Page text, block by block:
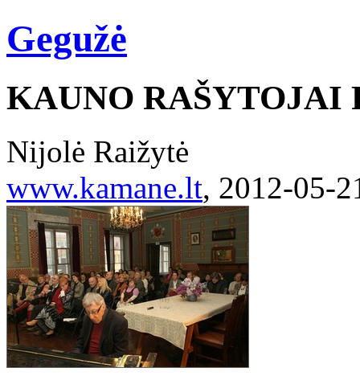
Gegužė
KAUNO
Nijolė Raižytė
www.kamane.lt, 2012-05-